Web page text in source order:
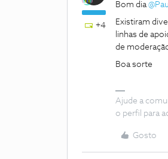
+4
Bom dia
Existiram
linhas de
de
Boa sorte
Ajude a
o perfil para
Gosto